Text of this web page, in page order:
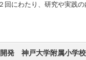
回にわたり、研究や実践の
発 神戸大学附属小学